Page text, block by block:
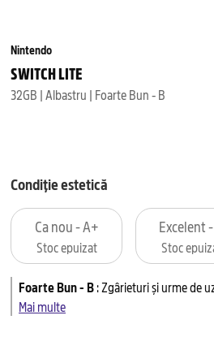
Nintendo
SWITCH LITE
32GB | Albastru | Foarte Bun - B
Condiție estetică
Ca nou - A+
Stoc epuizat
Excelent
Stoc
Foarte Bun - B:Zgârieturi și urme de
Mai multe